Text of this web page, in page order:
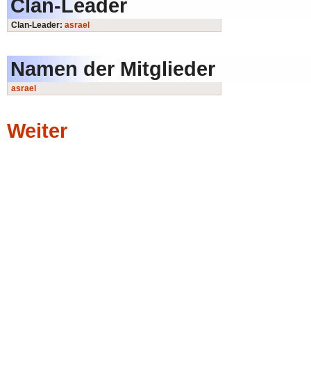
Clan-Leader
Clan-Leader: asrael
Namen der Mitglieder
asrael
Weiter